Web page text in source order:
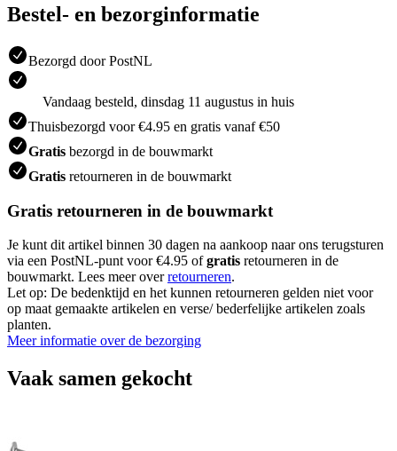
Bestel- en bezorginformatie
Bezorgd door PostNL
Vandaag besteld, dinsdag 11 augustus in huis
Thuisbezorgd voor €4.95 en gratis vanaf €50
Gratis bezorgd in de bouwmarkt
Gratis retourneren in de bouwmarkt
Gratis retourneren in de bouwmarkt
Je kunt dit artikel binnen 30 dagen na aankoop naar ons terugsturen
via een PostNL-punt voor €4.95 ofgratis retourneren in de
bouwmarkt. Lees meer overretourneren.
Let op: De bedenktijd en het kunnen retourneren gelden niet voor
op maat gemaakte artikelen en verse/ bederfelijke artikelen zoals
planten.
Meer informatie over de bezorging
Vaak samen gekocht